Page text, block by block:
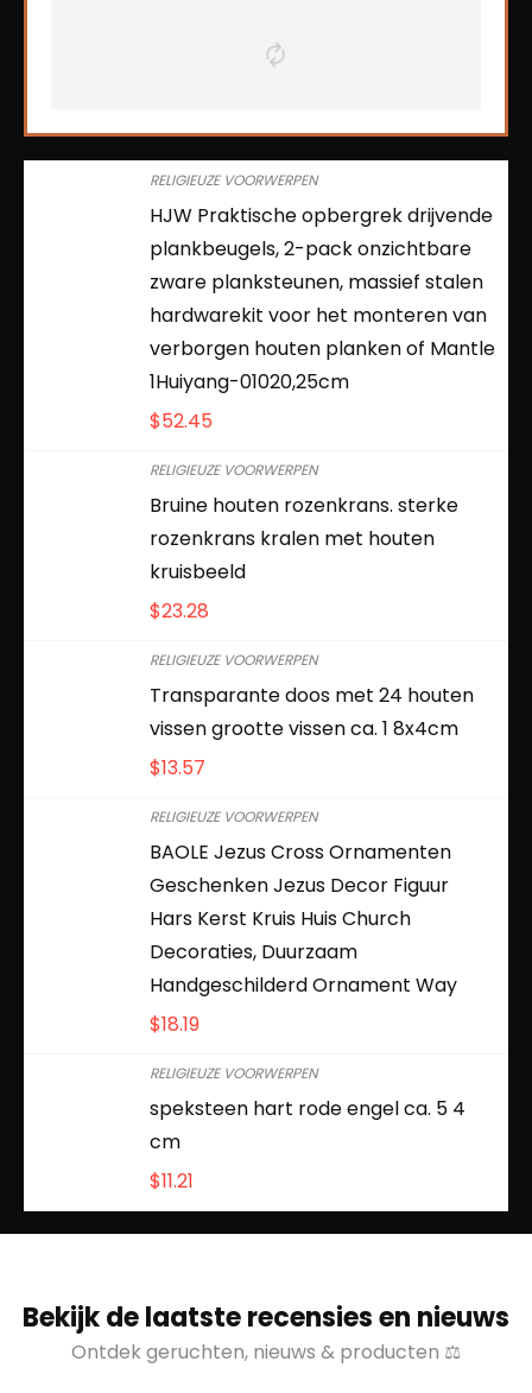
RELIGIEUZE VOORWERPEN
HJW Praktische opbergrek drijvende
plankbeugels, 2-pack onzichtbare
zware planksteunen, massief stalen
hardwarekit voor het monteren van
verborgen houten planken of Mantle
1Huiyang-01020,25cm
$52.45
RELIGIEUZE VOORWERPEN
Bruine houten rozenkrans. sterke
rozenkrans kralen met houten
kruisbeeld
$23.28
RELIGIEUZE VOORWERPEN
Transparante doos met 24 houten
vissen grootte vissen ca. 1 8x4cm
$13.57
RELIGIEUZE VOORWERPEN
BAOLE Jezus Cross Ornamenten
Geschenken Jezus Decor Figuur
Hars Kerst Kruis Huis Church
Decoraties, Duurzaam
Handgeschilderd Ornament Way
$18.19
RELIGIEUZE VOORWERPEN
speksteen hart rode engel ca. 5 4
cm
$11.21
Bekijk de laatste recensies en nieuws
Ontdek geruchten, nieuws & producten ⚖